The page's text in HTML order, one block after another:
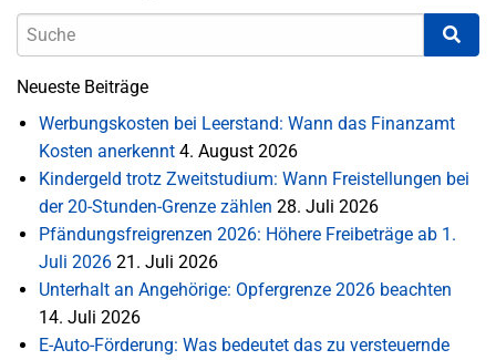
Neueste Beiträge
Werbungskosten bei Leerstand: Wann das Finanzamt
Kosten anerkennt 4. August 2026
Kindergeld trotz Zweitstudium: Wann Freistellungen bei
der 20-Stunden-Grenze zählen 28. Juli 2026
Pfändungsfreigrenzen 2026: Höhere Freibeträge ab 1.
Juli 2026 21. Juli 2026
Unterhalt an Angehörige: Opfergrenze 2026 beachten
14. Juli 2026
E-Auto-Förderung: Was bedeutet das zu versteuernde